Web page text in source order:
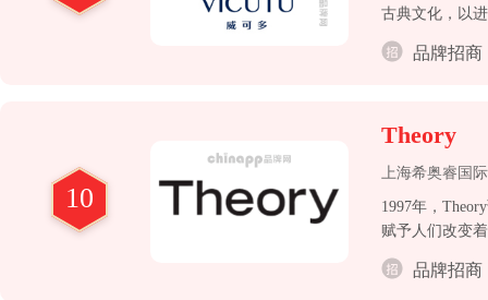
古典文化，以
品牌招商
10
Theory
上海希奥睿国
1997年，
赋予人们改变
永、格调高雅
品牌招商